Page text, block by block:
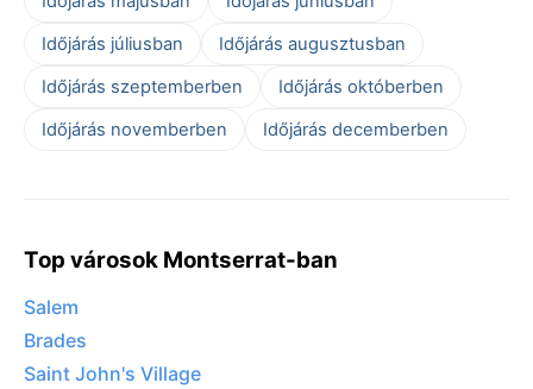
Időjárás júliusban
Időjárás augusztusban
Időjárás szeptemberben
Időjárás októberben
Időjárás novemberben
Időjárás decemberben
Top városok Montserrat-ban
Salem
Brades
Saint John's Village